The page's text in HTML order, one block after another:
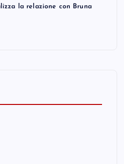
la relazione con Bruna